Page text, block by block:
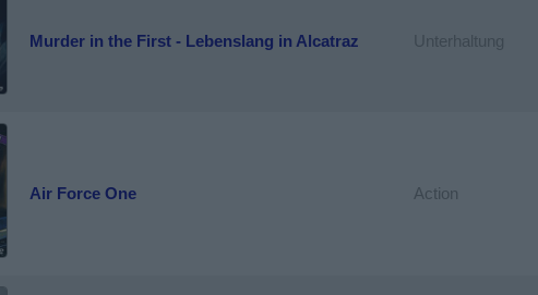
Murder in the First - Lebenslang in Alcatraz Unterhaltung
Air Force One Action